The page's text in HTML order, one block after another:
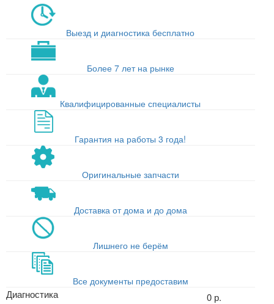
Выезд и диагностика бесплатно
Более 7 лет на рынке
Квалифицированные специалисты
Гарантия на работы 3 года!
Оригинальные запчасти
Доставка от дома и до дома
Лишнего не берём
Все документы предоставим
Диагностика
0 р.